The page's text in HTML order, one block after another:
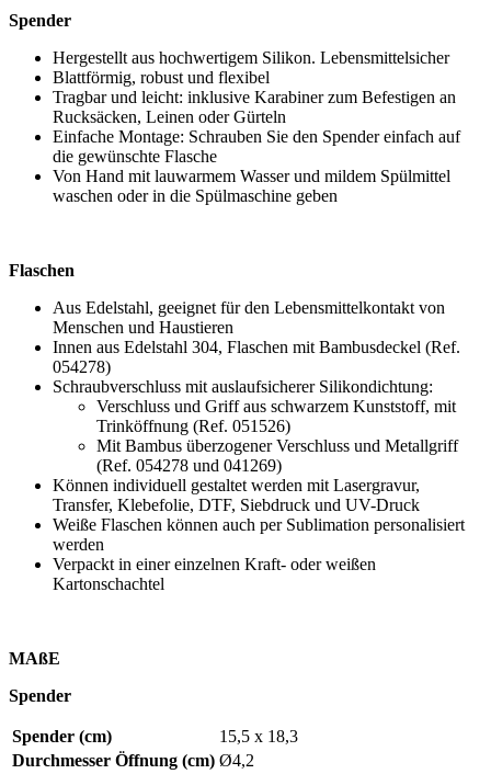
Spender
Hergestellt aus hochwertigem Silikon. Lebensmittelsicher
Blattförmig, robust und flexibel
Tragbar und leicht: inklusive Karabiner zum Befestigen an
Rucksäcken, Leinen oder Gürteln
Einfache Montage: Schrauben Sie den Spender einfach auf
die gewünschte Flasche
Von Hand mit lauwarmem Wasser und mildem Spülmittel
waschen oder in die Spülmaschine geben
Flaschen
Aus Edelstahl, geeignet für den Lebensmittelkontakt von
Menschen und Haustieren
Innen aus Edelstahl 304, Flaschen mit Bambusdeckel (Ref.
054278)
Schraubverschluss mit auslaufsicherer Silikondichtung:
Verschluss und Griff aus schwarzem Kunststoff, mit
Trinköffnung (Ref. 051526)
Mit Bambus überzogener Verschluss und Metallgriff
(Ref. 054278 und 041269)
Können individuell gestaltet werden mitLasergravur,
Transfer, Klebefolie, DTF, Siebdruck und UV-Druck
Weiße Flaschen können auch per Sublimation personalisiert
werden
Verpackt in einer einzelnen Kraft- oder weißen
Kartonschachtel
MAßE
Spender
Spender (cm)
15,5 x 18,3
Durchmesser Öffnung (cm) Ø4,2